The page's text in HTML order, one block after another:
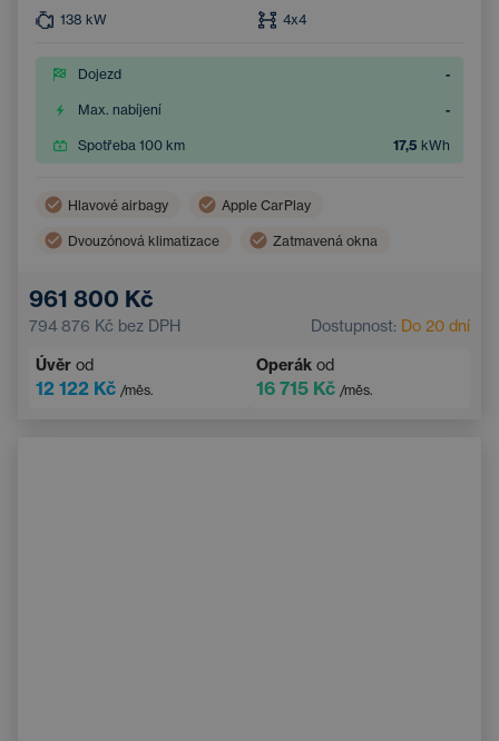
138 kW 4x4
Dojezd -
Max. nabíjení -
Spotřeba 100 km 17,5 kWh
Hlavové airbagy Apple CarPlay
Dvouzónová klimatizace Zatmavená okna
Automatická klimatizace
961 800 Kč
794 876 Kč bez DPH Dostupnost: Do 20 dní
Úvěr od
12 122 Kč /měs.
Operák od
16 715 Kč /měs.